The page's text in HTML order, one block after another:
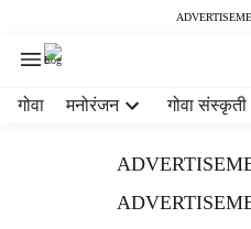
गोवा मनोरंजन गोवा संस्कृती